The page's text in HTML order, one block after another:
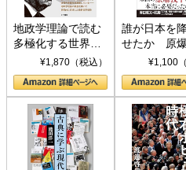
地政学理論で読む
多極化する世界：
トランプとBRICS
の挑戦
¥1,870（税込）
誰が日本を
せたか 原
下、ソ連参
して聖断
書)
¥1,100